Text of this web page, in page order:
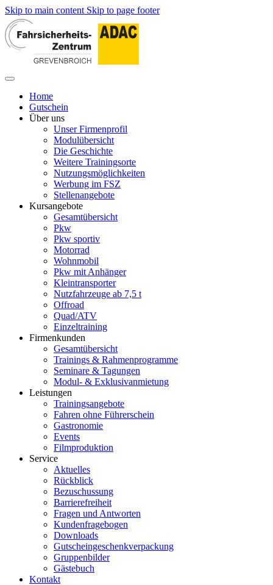
Skip to main content Skip to page footer
Home
Gutschein
Über uns
Unser Firmenprofil
Modulübersicht
Die Geschichte
Weitere Trainingsorte
Nutzungsmöglichkeiten
Werbung im FSZ
Stellenangebote
Kursangebote
Gesamtübersicht
Pkw
Pkw sportiv
Motorrad
Wohnmobil
Pkw mit Anhänger
Kleintransporter
Nutzfahrzeuge ab 7,5 t
Offroad
Quad/ATV
Einzeltraining
Firmenkunden
Gesamtübersicht
Trainings & Rahmenprogramme
Seminare & Tagungen
Modul- & Exklusivanmietung
Leistungen
Trainingsangebote
Fahren ohne Führerschein
Gastronomie
Events
Filmproduktion
Service
Aktuelles
Rückblick
Bezuschussung
Barrierefreiheit
Fragen und Antworten
Kundenfragebogen
Downloads
Gutscheingeschenkverpackung
Gruppenbilder
Gästebuch
Kontakt